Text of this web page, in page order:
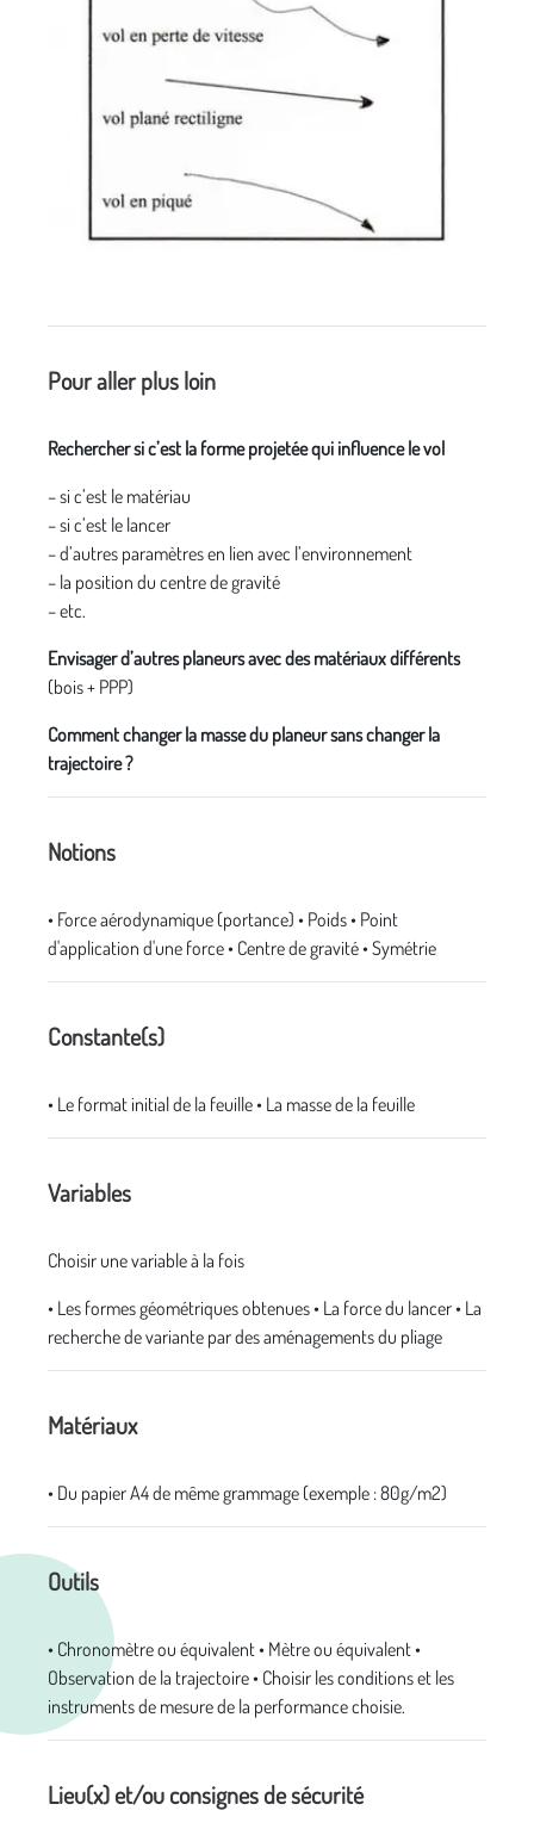
Pour aller plus loin
Rechercher si c’est la forme projetée qui influence le vol
– si c’est le matériau
– si c’est le lancer
– d’autres paramètres en lien avec l’environnement
– la position du centre de gravité
– etc.
Envisager d’autres planeurs avec des matériaux différents
(bois + PPP)
Comment changer la masse du planeur sans changer la
trajectoire ?
Notions
• Force aérodynamique (portance) • Poids • Point
d'application d'une force • Centre de gravité • Symétrie
Constante(s)
• Le format initial de la feuille • La masse de la feuille
Variables
Choisir une variable à la fois
• Les formes géométriques obtenues • La force du lancer • La
recherche de variante par des aménagements du pliage
Matériaux
• Du papier A4 de même grammage (exemple : 80g/m2)
Outils
• Chronomètre ou équivalent • Mètre ou équivalent •
Observation de la trajectoire • Choisir les conditions et les
instruments de mesure de la performance choisie.
Lieu(x) et/ou consignes de sécurité